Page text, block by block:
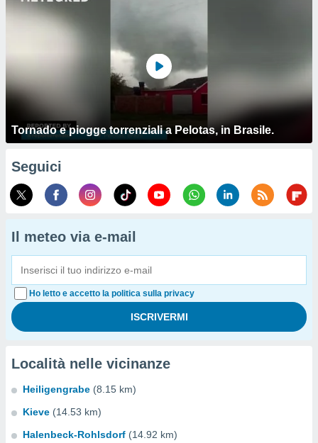
Tornado e piogge torrenziali a Pelotas, in Brasile.
Seguici
Il meteo via e-mail
Ho letto e accetto la politica sulla privacy
Località nelle vicinanze
Heiligengrabe (8.15 km)
Kieve (14.53 km)
Halenbeck-Rohlsdorf (14.92 km)